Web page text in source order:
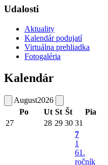
Udalosti
Aktuality
Kalendár podujatí
Virtuálna prehliadka
Fotogaléria
Kalendár
August2026
Po
Ut St Št Pia
27
28 29 30 31
7
1
61.
ročník